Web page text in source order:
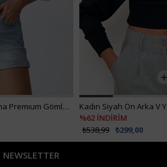
Kadın Beyaz Güpür Dokuma Premıum Gömlek ALC-X4366
%62 İNDİRİM
₺299,00
₺538,99
NEWSLETTER